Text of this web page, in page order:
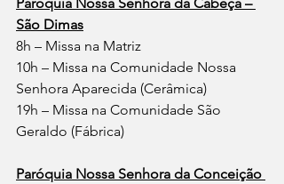
São Dimas
8h – Missa na Matriz
10h – Missa na Comunidade Nossa
Senhora Aparecida (Cerâmica)
19h – Missa na Comunidade São
Geraldo (Fábrica)
Paróquia Nossa Senhora da Conceição